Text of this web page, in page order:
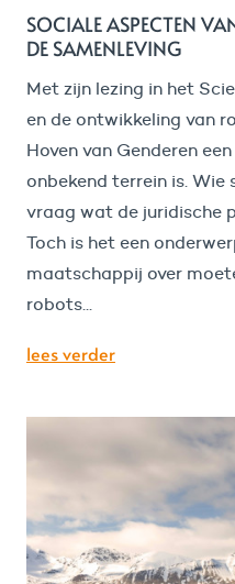
SOCIALE ASPECTEN
DE SAMENLEVING
Met zijn lezing in het
en de ontwikkeling van
Hoven van Genderen
onbekend terrein is.
vraag wat de juridische
Toch is het een
maatschappij over
robots...
lees verder